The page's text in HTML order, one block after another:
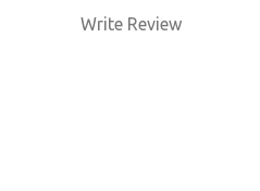
Write Review